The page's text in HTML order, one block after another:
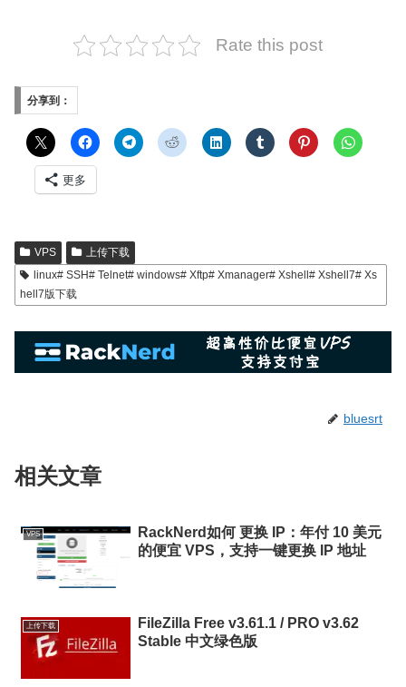
Rate this post
分享到：
更多
VPS
上传下载
linux# SSH# Telnet# windows# Xftp# Xmanager# Xshell# Xshell7# Xs
hell7版下载
bluesrt
相关文章
VPS
RackNerd如何 更换 IP：年付 10 美元
的便宜 VPS，支持一键更换 IP 地址
上传下载
FileZilla Free v3.61.1 / PRO v3.62
Stable 中文绿色版